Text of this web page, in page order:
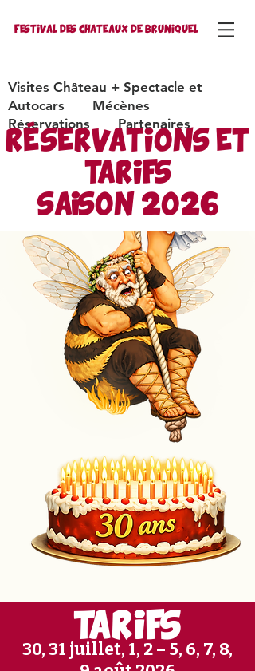
FESTIVAL DES CHATEAUX DE BRUNIQUEL
Visites Château + Spectacle et
Autocars
Mécènes
Réservations
Partenaires
RÉSERVATIONS ET
TARIFS
SAISON 2026
TARIFS
30, 31 juillet, 1, 2 – 5, 6, 7, 8,